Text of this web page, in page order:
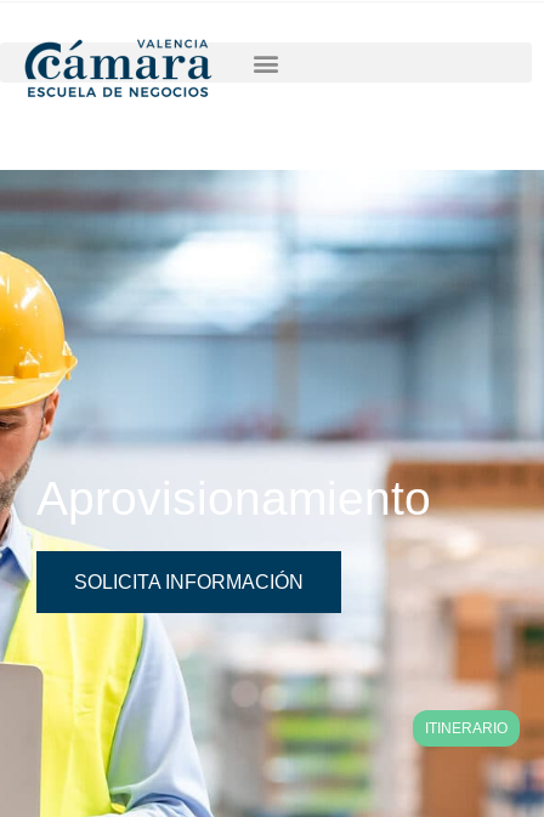
SOLICITA INFORMACIÓN
Aprovisionamiento
SOLICITA INFORMACIÓN
ITINERARIO